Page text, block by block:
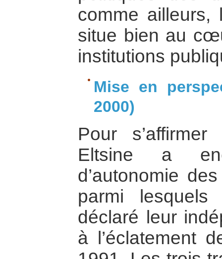
comme ailleurs,
situe bien au
institutions
Mise en
2000)
Pour
Eltsine a
d’autonomie
parmi
déclaré leur
à l’éclatement